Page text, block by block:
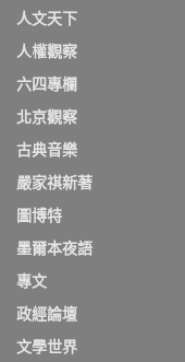
人文天下
人權觀察
六四專欄
北京觀察
古典音樂
嚴家祺新著
圖博特
墨爾本夜語
專文
政經論壇
文學世界